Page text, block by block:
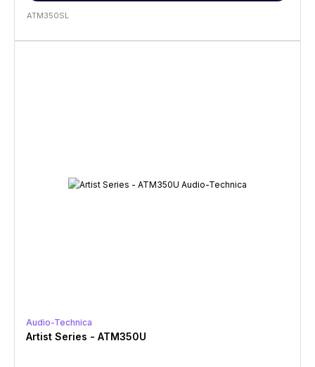
ATM350SL
Audio-Technica
Artist Series - ATM350U